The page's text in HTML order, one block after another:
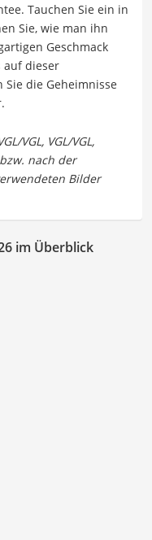
Tauchen Sie ein in
Sie, wie man ihn
Geschmack
auf dieser
die Geheimnisse
im Überblick